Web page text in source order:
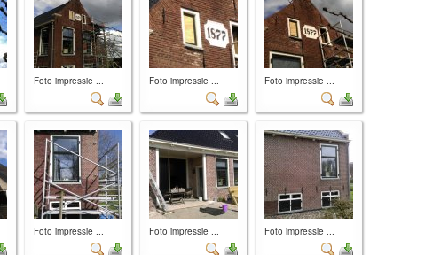
Foto impressie ... Foto impressie ... Foto impressie ...
Foto impressie ... Foto impressie ... Foto impressie ...